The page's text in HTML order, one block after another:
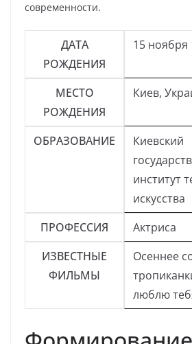
современности.
ДАТА
РОЖДЕНИЯ
15 ноября
МЕСТО
РОЖДЕНИЯ
Киев,
ОБРАЗОВАНИЕ
Киевский
институт
искусства
ПРОФЕССИЯ
Актриса
ИЗВЕСТНЫЕ
ФИЛЬМЫ
Осеннее
люблю